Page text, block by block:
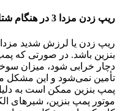
ریپ زدن مزدا 3 در هنگام شتاب گیری
بنزین باشد. در صورتی که
دچار خرابی شود، میزان
تأمین نمی‌شود و این مشکل
پمپ بنزین ممکن است به
موتور پمپ بنزین، شیرهای